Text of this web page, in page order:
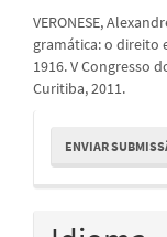
VERONESE,
gramática: o direito
1916. V Congresso
Curitiba, 2011.
Enviar
ENVIAR